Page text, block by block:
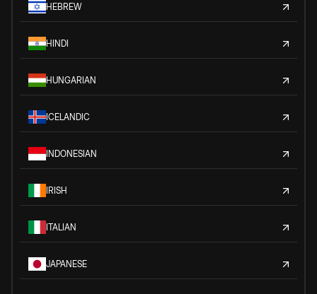
HEBREW
HINDI
HUNGARIAN
ICELANDIC
INDONESIAN
IRISH
ITALIAN
JAPANESE